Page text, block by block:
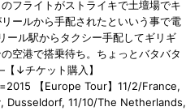
フライトがストライキで土壇場でキ
ールから手配されたといいう事で電
ール駅からタクシー手配してギリギ
空港で搭乗待ち。ちょっとバタバタ
チケット購入】
【Europe Tour】11/2/France,
Dusseldorf, 11/10/The Netherlands,